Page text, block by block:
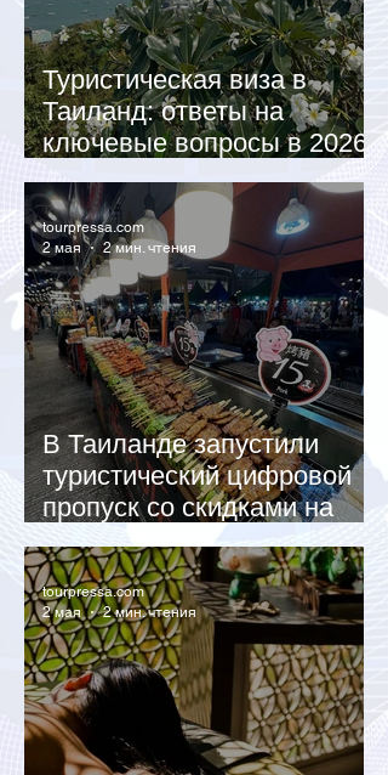
Туристическая виза в
Таиланд: ответы на
ключевые вопросы в 2026
году
В Таиланде запустили
туристический цифровой
пропуск со скидками на
такси и еду
tourpressa.com
2 мая
2 мин. чтения
tourpressa.com
2 мая
2 мин. чтения